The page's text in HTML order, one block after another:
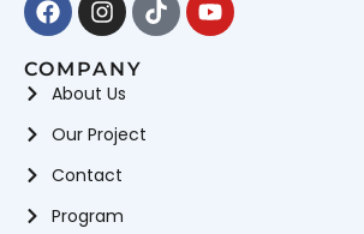
COMPANY
About Us
Our Project
Contact
Program